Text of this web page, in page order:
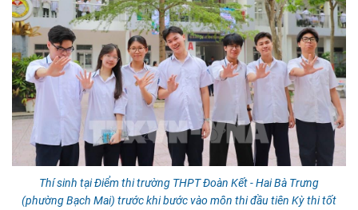
Thí sinh tại Điểm thi trường THPT Đoàn Kết - Hai Bà Trưng
(phường Bạch Mai) trước khi bước vào môn thi đầu tiên Kỳ thi tốt